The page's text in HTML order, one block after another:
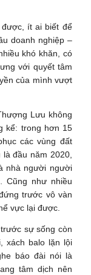
ít ai biết để
doanh nghiệp –
khó khăn, có
với quyết tâm
của mình vượt
Lưu không
kể: trong hơn 15
các vùng đất
đầu năm 2020,
nhà người người
Cũng như nhiều
trước vô vàn
vực lại được.
sự sống còn
xách balo lặn lội
báo đài nói là
tâm dịch nên